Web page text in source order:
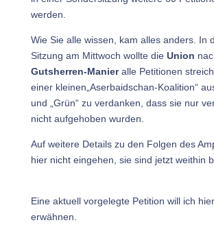
werden.
Wie Sie alle wissen, kam alles anders. In
Sitzung am Mittwoch wollte die Union
Gutsherren-Manieralle Petitionen
einer kleinen„Aserbaidschan-Koalition“
und „Grün“ zu verdanken, dass sie nur
nicht aufgehoben wurden.
Auf weitere Details zu den Folgen des
hier nicht eingehen, sie sind jetzt weithin
Eine aktuell vorgelegte Petition will ich
erwähnen.